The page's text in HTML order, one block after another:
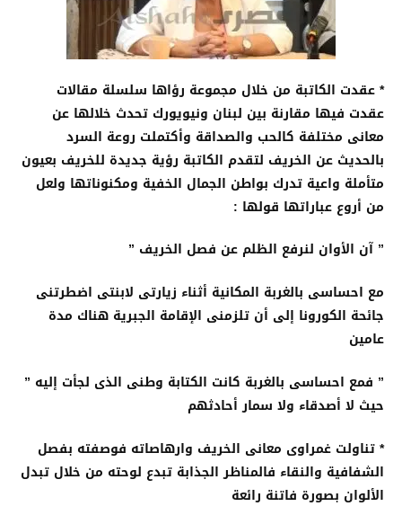
* عقدت الكاتبة من خلال مجموعة رؤاها سلسلة مقالات
عقدت فيها مقارنة بين لبنان ونيويورك تحدث خلالها عن
معانى مختلفة كالحب والصداقة وأكتملت روعة السرد
بالحديث عن الخريف لتقدم الكاتبة رؤية جديدة للخريف بعيون
متأملة واعية تدرك بواطن الجمال الخفية ومكنوناتها ولعل
من أروع عباراتها قولها :
” آن الأوان لنرفع الظلم عن فصل الخريف ”
مع احساسى بالغربة المكانية أثناء زيارتى لابنتى اضطرتنى
جائحة الكورونا إلى أن تلزمنى الإقامة الجبرية هناك مدة
عامين
” فمع احساسى بالغربة كانت الكتابة وطنى الذى لجأت إليه ”
حيث لا أصدقاء ولا سمار أحادثهم
* تناولت غمراوى معانى الخريف وارهاصاته فوصفته بفصل
الشفافية والنقاء فالمناظر الجذابة تبدع لوحته من خلال تبدل
الألوان بصورة فاتنة رائعة